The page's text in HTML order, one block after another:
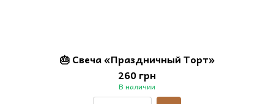
🎂 Свеча «Праздничный Торт»
260 грн
В наличии